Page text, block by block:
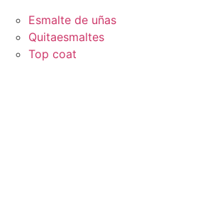
Esmalte de uñas
Quitaesmaltes
Top coat